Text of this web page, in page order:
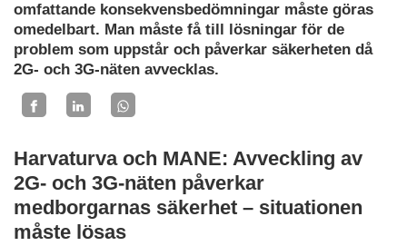
omfattande konsekvensbedömningar måste göras
omedelbart. Man måste få till lösningar för de
problem som uppstår och påverkar säkerheten då
2G- och 3G-näten avvecklas.
Harvaturva och MANE: Avveckling av
2G- och 3G-näten påverkar
medborgarnas säkerhet – situationen
måste lösas